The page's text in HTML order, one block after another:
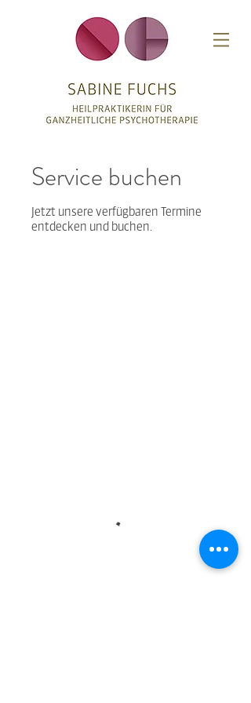
Service buchen
Jetzt unsere verfügbaren Termine
entdecken und buchen.